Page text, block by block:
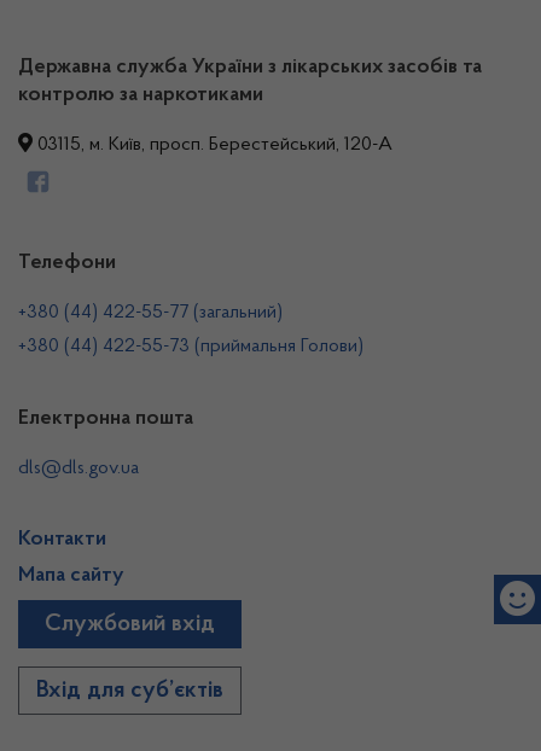
Державна служба України з лікарських засобів та
контролю за наркотиками
03115, м. Київ, просп. Берестейський, 120-А
Телефони
+380 (44) 422-55-77 (загальний)
+380 (44) 422-55-73 (приймальня Голови)
Електронна пошта
dls@dls.gov.ua
Контакти
Мапа сайту
Службовий вхід
Вхід для суб’єктів